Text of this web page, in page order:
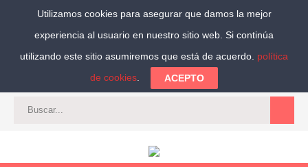
Síguenos:
CAT-ES| ACCEDER | REGISTRARSE
Utilizamos cookies para asegurar que damos la mejor
experiencia al usuario en nuestro sitio web. Si continúa
utilizando este sitio asumiremos que está de acuerdo. política
de cookies
ACEPTO